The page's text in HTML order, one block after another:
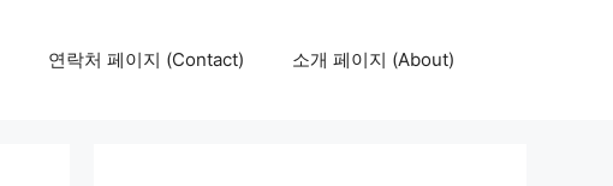
연락처 페이지 (Contact) 소개 페이지 (About)